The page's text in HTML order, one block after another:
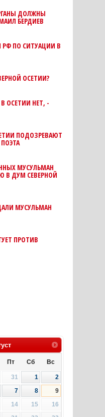
ДОЛЖНЫ
БЕРДИЕВ
ПО СИТУАЦИИ В
ОСЕТИИ?
ОСЕТИИ НЕТ, -
ПОДОЗРЕВАЮТ
МУСУЛЬМАН
В ДУМ СЕВЕРНОЙ
МУСУЛЬМАН
ПРОТИВ
Пт Сб Вс
31 1
2
7 8
9
14 15
16